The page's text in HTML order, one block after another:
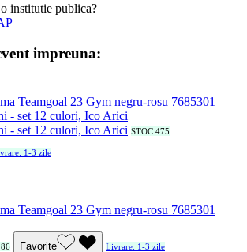
institutie publica?
impreuna:
- set 12 culori, Ico Arici STOC 475
1-3 zile
Favorite Livrare: 1-3 zile